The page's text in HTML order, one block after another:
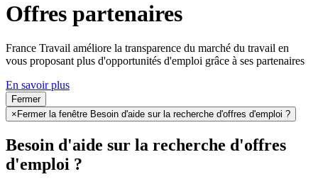
Offres partenaires
France Travail améliore la transparence du marché du travail en
vous proposant plus d'opportunités d'emploi grâce à ses partenaires
En savoir plus
Fermer
× Fermer la fenêtre Besoin d'aide sur la recherche d'offres d'emploi ?
Besoin d'aide sur la recherche d'offres
d'emploi ?